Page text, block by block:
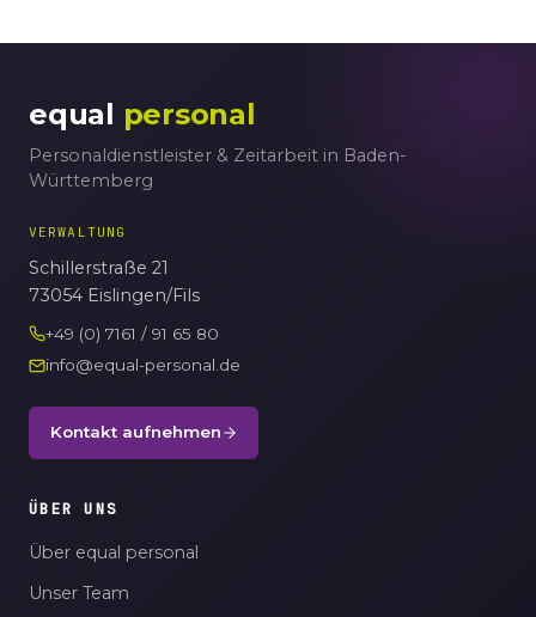
equal personal
Personaldienstleister & Zeitarbeit in Baden-
Württemberg
VERWALTUNG
Schillerstraße 21
73054 Eislingen/Fils
+49 (0) 7161 / 91 65 80
info@equal-personal.de
Kontakt aufnehmen
ÜBER UNS
Über equal personal
Unser Team